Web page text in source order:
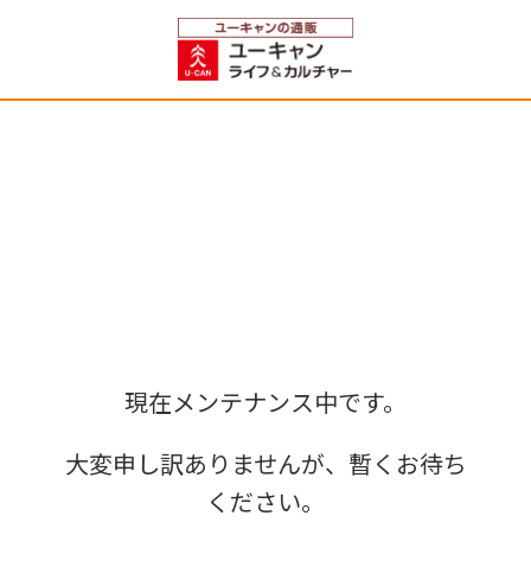
現在メンテナンス中です。
大変申し訳ありませんが、暫くお待ち
ください。